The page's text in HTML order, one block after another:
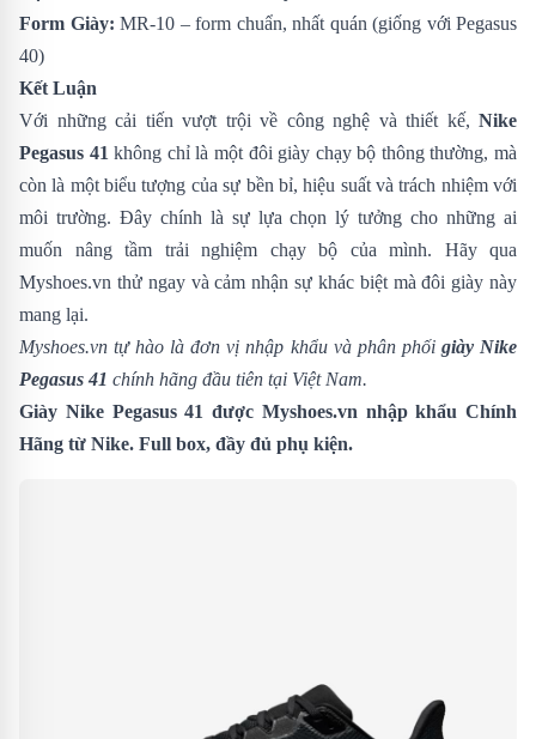
Form Giày: MR-10 – form chuẩn, nhất quán (giống với Pegasus
40)
Kết Luận
Với những cải tiến vượt trội về công nghệ và thiết kế, Nike
Pegasus 41 không chỉ là một đôi giày chạy bộ thông thường, mà
còn là một biểu tượng của sự bền bỉ, hiệu suất và trách nhiệm với
môi trường. Đây chính là sự lựa chọn lý tưởng cho những ai
muốn nâng tầm trải nghiệm chạy bộ của mình. Hãy qua
Myshoes.vn thử ngay và cảm nhận sự khác biệt mà đôi giày này
mang lại.
Myshoes.vn tự hào là đơn vị nhập khẩu và phân phối giày Nike
Pegasus 41 chính hãng đầu tiên tại Việt Nam.
Giày Nike Pegasus 41 được Myshoes.vn nhập khẩu Chính
Hãng từ Nike. Full box, đầy đủ phụ kiện.